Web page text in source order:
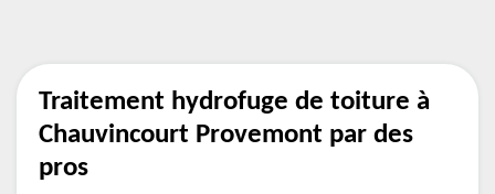
Traitement hydrofuge de toiture à
Chauvincourt Provemont par des
pros